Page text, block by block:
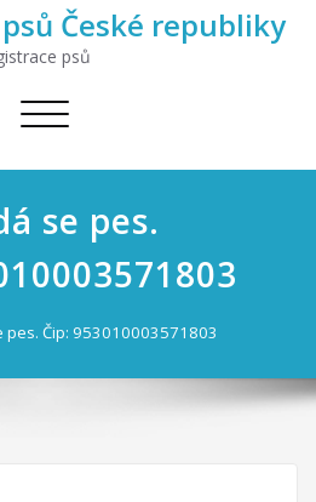
České republiky
psů
Toggle
se pes.
pes. Čip: 953010003571803